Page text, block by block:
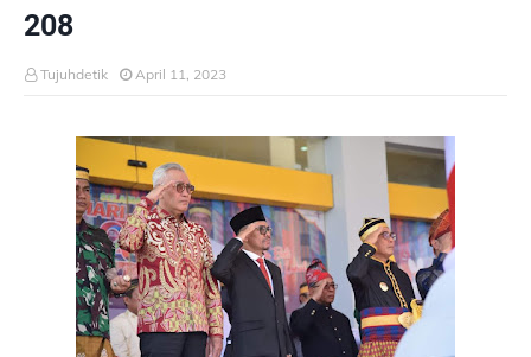
208
Tujuhdetik April 11, 2023